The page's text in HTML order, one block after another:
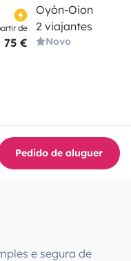
de
75 €
Oyón-Oion
2 viajantes
Novo
Pedido de aluguer
e segura de